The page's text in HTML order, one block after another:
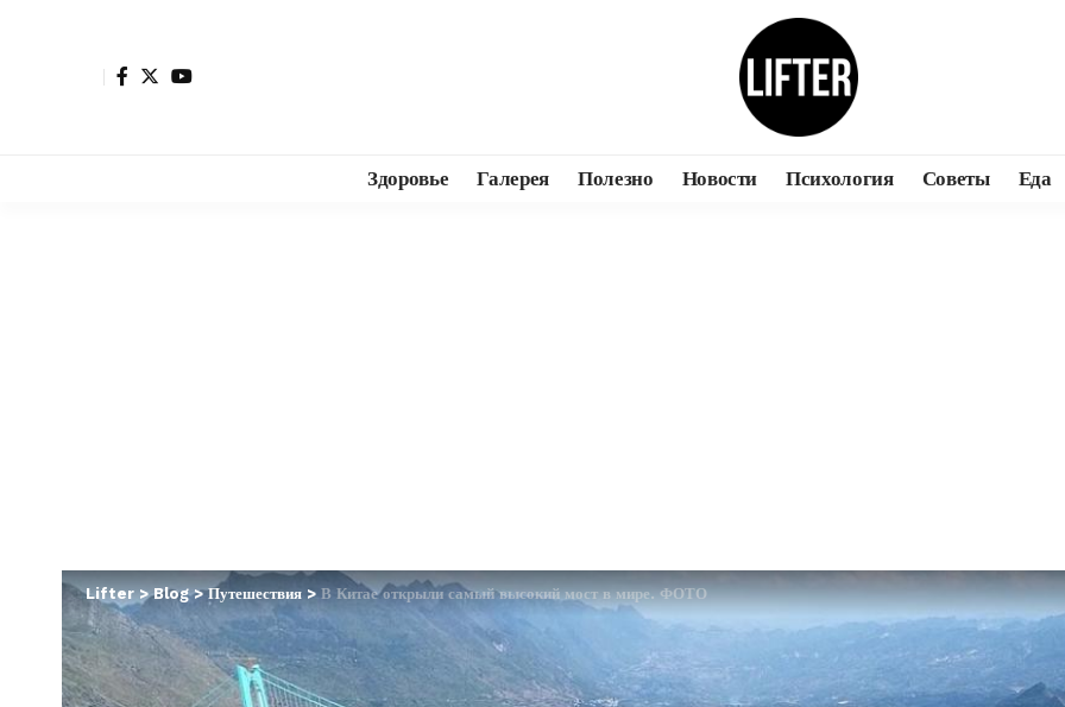
Здоровье Галерея Полезно Новости Психология Советы Еда
Lifter>Blog>Путешествия >В Китае открыли самый высокий мост в мире. ФОТО